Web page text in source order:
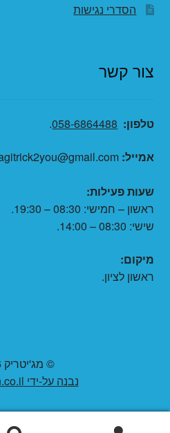
הסדרי נגישות
צור קשר
טלפון: 058-6864488
.
אמייל:
שעות פעילות:
ראשון – חמישי: 08:30 – 19:30.
שישי: 08:30 – 14:00.
מיקום:
ראשון לציון.
© מג'יטריק 2026
נבנה על-ידי db-design.co.il